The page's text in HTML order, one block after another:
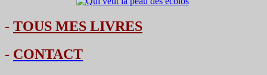
- TOUS MES LIVRES
- CONTACT